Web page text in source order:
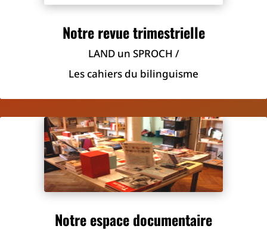
Notre revue trimestrielle
LAND un SPROCH /
Les cahiers du bilinguisme
Notre espace documentaire